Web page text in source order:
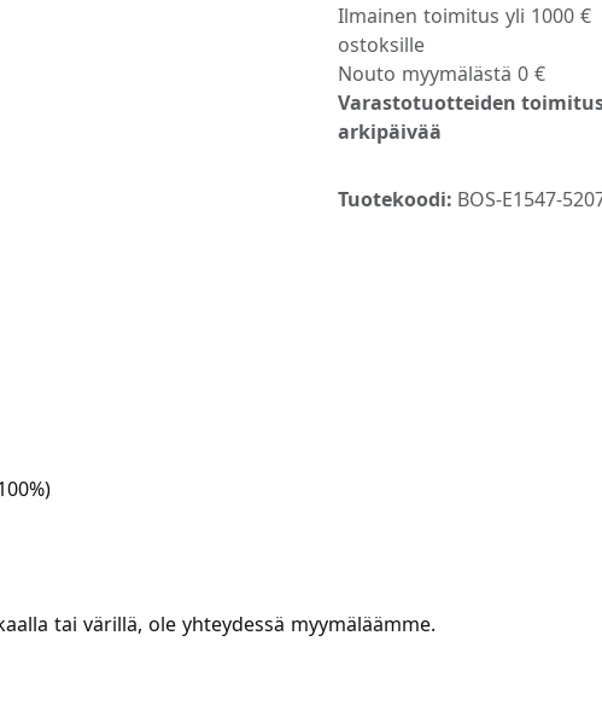
Ilmainen toimitus yli 1000 €
ostoksille
Nouto myymälästä 0 €
Varastotuotteiden
arkipäivää
Tuotekoodi: BOS-E1547-
tai värillä, ole yhteydessä myymäläämme.